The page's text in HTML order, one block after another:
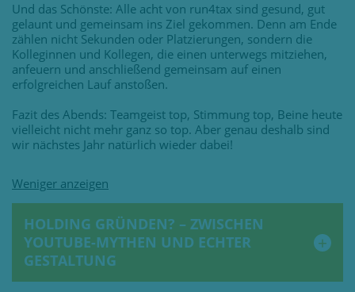
Und das Schönste: Alle acht von run4tax sind gesund, gut
gelaunt und gemeinsam ins Ziel gekommen. Denn am Ende
zählen nicht Sekunden oder Platzierungen, sondern die
Kolleginnen und Kollegen, die einen unterwegs mitziehen,
anfeuern und anschließend gemeinsam auf einen
erfolgreichen Lauf anstoßen.
Fazit des Abends: Teamgeist top, Stimmung top, Beine heute
vielleicht nicht mehr ganz so top. Aber genau deshalb sind
wir nächstes Jahr natürlich wieder dabei!
HOLDING GRÜNDEN? – ZWISCHEN
YOUTUBE-MYTHEN UND ECHTER
GESTALTUNG